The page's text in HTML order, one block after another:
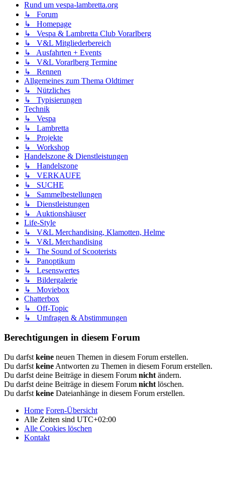
Rund um vespa-lambretta.org
↳ Forum
↳ Homepage
↳ Vespa & Lambretta Club Vorarlberg
↳ V&L Mitgliederbereich
↳ Ausfahrten + Events
↳ V&L Vorarlberg Termine
↳ Rennen
Allgemeines zum Thema Oldtimer
↳ Nützliches
↳ Typisierungen
Technik
↳ Vespa
↳ Lambretta
↳ Projekte
↳ Workshop
Handelszone & Dienstleistungen
↳ Handelszone
↳ VERKAUFE
↳ SUCHE
↳ Sammelbestellungen
↳ Dienstleistungen
↳ Auktionshäuser
Life-Style
↳ V&L Merchandising, Klamotten, Helme
↳ V&L Merchandising
↳ The Sound of Scooterists
↳ Panoptikum
↳ Lesenswertes
↳ Bildergalerie
↳ Moviebox
Chatterbox
↳ Off-Topic
↳ Umfragen & Abstimmungen
Berechtigungen in diesem Forum
Du darfst keine neuen Themen in diesem Forum erstellen.
Du darfst keine Antworten zu Themen in diesem Forum erstellen.
Du darfst deine Beiträge in diesem Forum nicht ändern.
Du darfst deine Beiträge in diesem Forum nicht löschen.
Du darfst keine Dateianhänge in diesem Forum erstellen.
Home Foren-Übersicht
Alle Zeiten sind UTC+02:00
Alle Cookies löschen
Kontakt